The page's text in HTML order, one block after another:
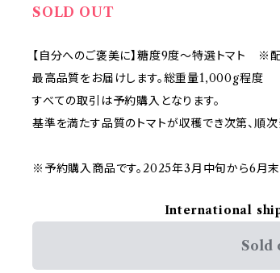
SOLD OUT
【自分へのご褒美に】糖度9度～特選トマト ※
最高品質をお届けします。総重量1,000g程度
すべての取引は予約購入となります。
基準を満たす品質のトマトが収穫でき次第、順次
※予約購入商品です。2025年3月中旬から6月末
International
Sold